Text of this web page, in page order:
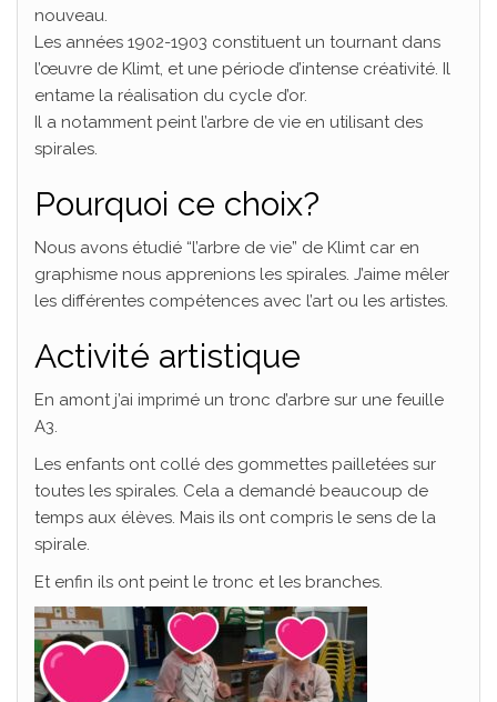
nouveau.
Les années 1902-1903 constituent un tournant dans
l’œuvre de Klimt, et une période d’intense créativité. Il
entame la réalisation du cycle d’or.
Il a notamment peint l’arbre de vie en utilisant des
spirales.
Pourquoi ce choix?
Nous avons étudié “l’arbre de vie” de Klimt car en
graphisme nous apprenions les spirales. J’aime mêler
les différentes compétences avec l’art ou les artistes.
Activité artistique
En amont j’ai imprimé un tronc d’arbre sur une feuille
A3.
Les enfants ont collé des gommettes pailletées sur
toutes les spirales. Cela a demandé beaucoup de
temps aux élèves. Mais ils ont compris le sens de la
spirale.
Et enfin ils ont peint le tronc et les branches.